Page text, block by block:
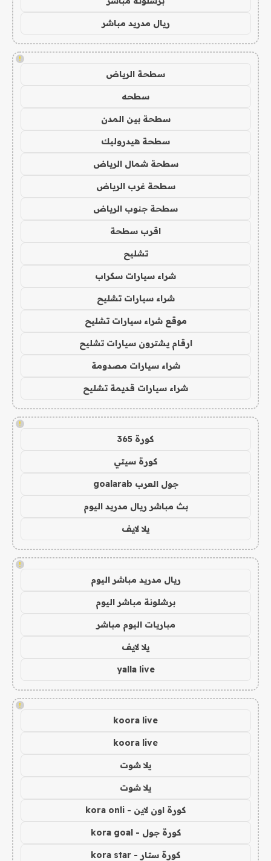
ريال مدريد مباشر
!
سطحة الرياض
سطحه
سطحة بين المدن
سطحة هيدروليك
سطحة شمال الرياض
سطحة غرب الرياض
سطحة جنوب الرياض
اقرب سطحة
تشليح
شراء سيارات سكراب
شراء سيارات تشليح
موقع شراء سيارات تشليح
ارقام يشترون سيارات تشليح
شراء سيارات مصدومة
شراء سيارات قديمة تشليح
!
كورة 365
كورة سيتي
جول العرب goalarab
بث مباشر ريال مدريد اليوم
يلا لايف
!
ريال مدريد مباشر اليوم
برشلونة مباشر اليوم
مباريات اليوم مباشر
يلا لايف
yalla live
!
koora live
koora live
يلا شوت
يلا شوت
كورة اون لاين - kora onli
كورة جول - kora goal
كورة ستار - kora star